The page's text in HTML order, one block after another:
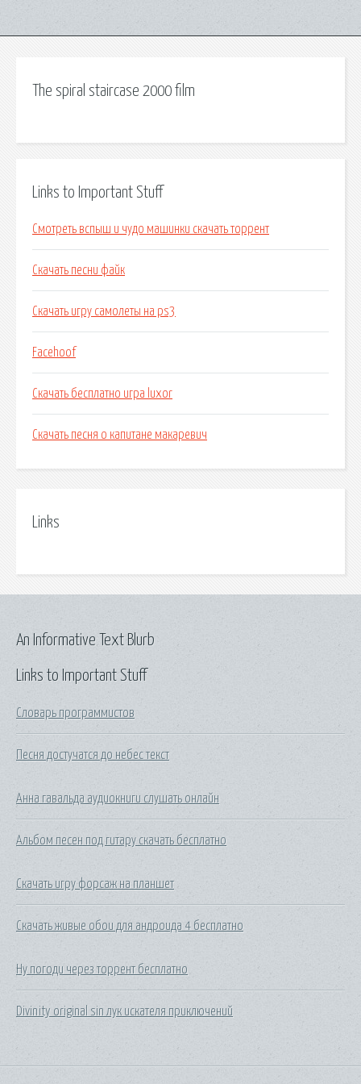
The spiral staircase 2000 film
Links to Important Stuff
Смотреть вспыш и чудо машинки скачать торрент
Скачать песни файк
Скачать игру самолеты на ps3
Facehoof
Скачать бесплатно игра luxor
Скачать песня о капитане макаревич
Links
Links to Important Stuff
Словарь программистов
Песня достучатся до небес текст
Анна гавальда аудиокниги слушать онлайн
Альбом песен под гитару скачать бесплатно
Скачать игру форсаж на планшет
Скачать живые обои для андроида 4 бесплатно
Ну погоди через торрент бесплатно
Divinity original sin лук искателя приключений
An Informative Text Blurb